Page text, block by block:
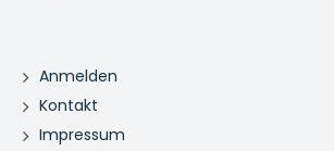
Anmelden
Kontakt
Impressum